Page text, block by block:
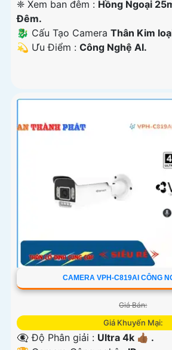
❈ Xem ban đêm : Hồng Ngoại
Ðêm.
🐉️ Cấu Tạo Camera Thân Kim
️💫 Ưu Điểm : Công Nghệ AI.
CAMERA VPH-C819AI CÔNG
Giá Bán:
Giá Khuyến Mại:
👁️‍🗨 Độ Phân giải : Ultra 4k 👍🏾 .